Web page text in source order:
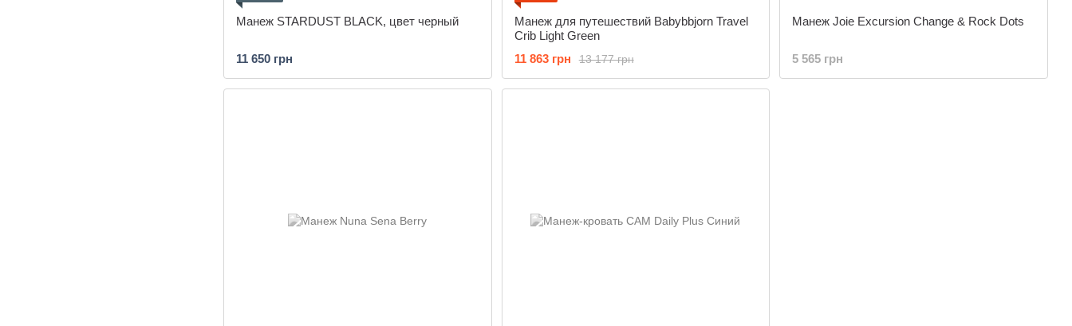
Манеж STARDUST BLACK, цвет черный
11 650 грн
Манеж для путешествий Babybbjorn Travel
Crib Light Green
13 177 грн
11 863 грн
Манеж Joie Excursion Change & Rock Dots
5 565 грн